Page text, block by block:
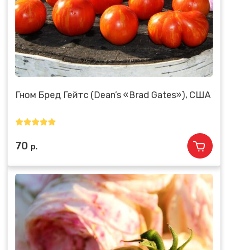
Гном Бред Гейтс (Dean’s «Brad Gates»), США
70 р.